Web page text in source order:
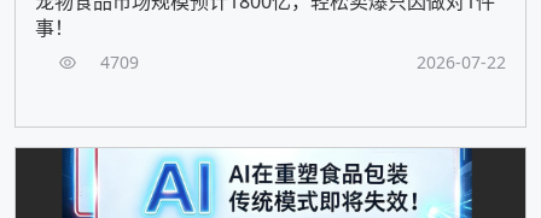
事！
4709 2026-07-22